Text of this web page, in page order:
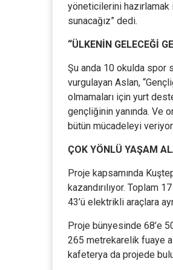
yöneticilerini
sunacağız” dedi.
“ÜLKENİN GELECEĞİ
Şu anda 10 okulda spor
vurgulayan Aslan,
olmamaları için yurt
gençliğinin yanında. Ve
bütün mücadeleyi
ÇOK YÖNLÜ YAŞAM
Proje kapsamında
kazandırılıyor. Toplam
43’ü elektrikli araçlara
Proje bünyesinde 68’e
265 metrekarelik fuaye
kafeterya da projede